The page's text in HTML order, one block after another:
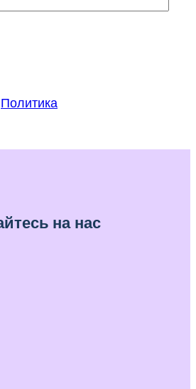
Политика
на нас